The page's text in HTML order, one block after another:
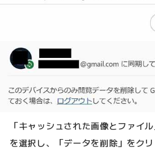
「キャッシュされた画像とファイ
を選択し、「データを削除」をク